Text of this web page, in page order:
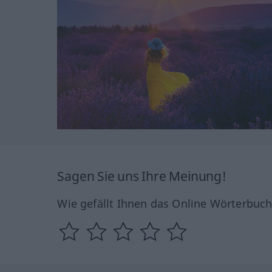
Sagen Sie uns Ihre Meinung!
Wie gefällt Ihnen das Online